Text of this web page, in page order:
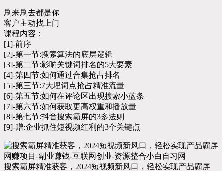
刷来刷去都是你
客户主动找上门
课程内容：
[1]-前序
[2]-第一节:搜索算法的底层逻辑
[3]-第二节:影响关键词排名的5大要素
[4]-第四节:如何通过合集抢占排名
[5]-第三节:7大埋词点抢占精准流量
[6]-第五节:如何在评论区出现搜索小蓝条
[7]-第六节:如何获取更高权重和播放量
[8]-第七节:抖音搜索霸屏的3多法则
[9]-赠:企业抓住短视频红利的3个关键点
搜索霸屏精准获客，2024短视频新风口，轻松实现产品霸屏